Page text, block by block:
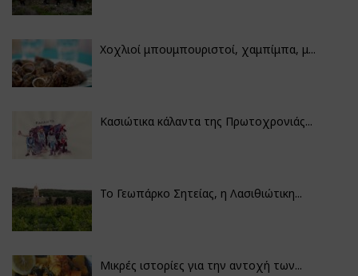
Χοχλιοί μπουμπουριστοί, χαμπίμπα, μ...
Κασιώτικα κάλαντα της Πρωτοχρονιάς...
Το Γεωπάρκο Σητείας, η Λασιθιώτικη...
Μικρές ιστορίες για την αντοχή των...